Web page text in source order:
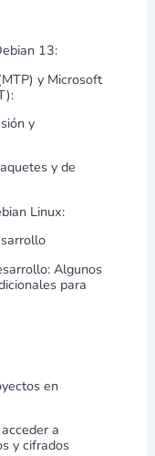
13:
y Microsoft
y
y de
Linux:
Algunos
para
en
a
y cifrados